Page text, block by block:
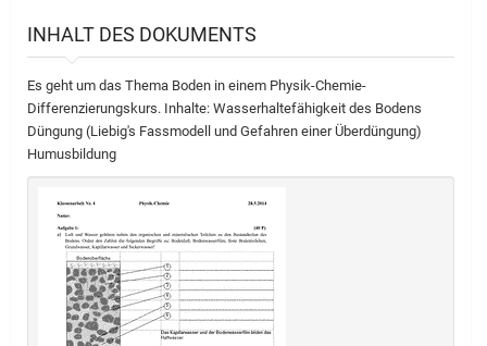
INHALT DES DOKUMENTS
Es geht um das Thema Boden in einem Physik-Chemie-
Differenzierungskurs. Inhalte: Wasserhaltefähigkeit des Bodens
Düngung (Liebig's Fassmodell und Gefahren einer Überdüngung)
Humusbildung